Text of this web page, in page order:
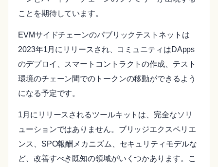
ことを期待しています。
EVMサイドチェーンのパブリックテストネットは
2023年1月にリリースされ、コミュニティはDApps
のデプロイ、スマートコントラクトの作成、テスト
環境のチェーン間でのトークンの移動ができるよう
になる予定です。
1月にリリースされるツールキットは、完全なソリ
ューションではありません。ブリッジエクスペリエ
ンス、SPO報酬メカニズム、セキュリティモデルな
ど、改善すべき既知の領域がいくつかあります。こ